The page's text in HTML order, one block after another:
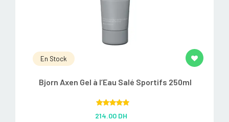
En Stock
Bjorn Axen Gel à l’Eau Salé Sportifs 250ml
out of 5
214.00 DH